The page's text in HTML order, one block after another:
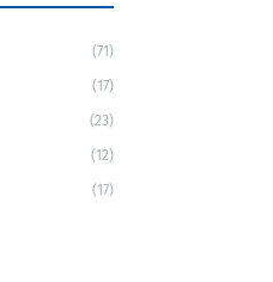
(71)
(17)
(23)
(12)
(17)